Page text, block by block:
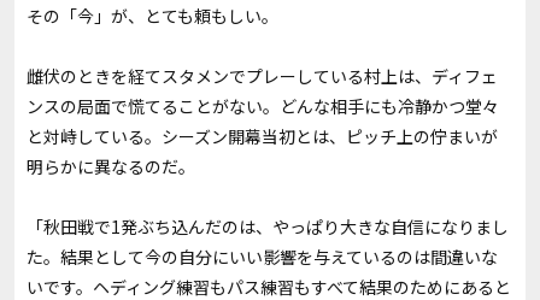
その「今」が、とても頼もしい。
雌伏のときを経てスタメンでプレーしている村上は、ディフェ
ンスの局面で慌てることがない。どんな相手にも冷静かつ堂々
と対峙している。シーズン開幕当初とは、ピッチ上の佇まいが
明らかに異なるのだ。
「秋田戦で1発ぶち込んだのは、やっぱり大きな自信になりまし
た。結果として今の自分にいい影響を与えているのは間違いな
いです。ヘディング練習もパス練習もすべて結果のためにあると